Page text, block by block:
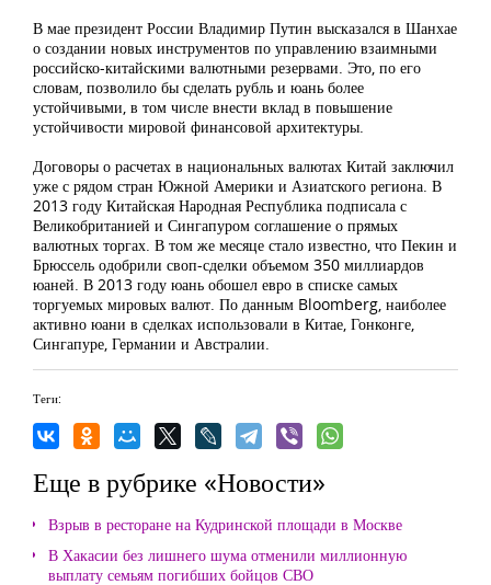
В мае президент России Владимир Путин высказался в Шанхае
о создании новых инструментов по управлению взаимными
российско-китайскими валютными резервами. Это, по его
словам, позволило бы сделать рубль и юань более
устойчивыми, в том числе внести вклад в повышение
устойчивости мировой финансовой архитектуры.
Договоры о расчетах в национальных валютах Китай заключил
уже с рядом стран Южной Америки и Азиатского региона. В
2013 году Китайская Народная Республика подписала с
Великобританией и Сингапуром соглашение о прямых
валютных торгах. В том же месяце стало известно, что Пекин и
Брюссель одобрили своп-сделки объемом 350 миллиардов
юаней. В 2013 году юань обошел евро в списке самых
торгуемых мировых валют. По данным Bloomberg, наиболее
активно юани в сделках использовали в Китае, Гонконге,
Сингапуре, Германии и Австралии.
Теги:
Еще в рубрике «Новости»
Взрыв в ресторане на Кудринской площади в Москве
В Хакасии без лишнего шума отменили миллионную
выплату семьям погибших бойцов СВО